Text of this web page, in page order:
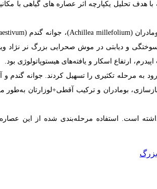
با هدف تحلیل یکپارچه اثر عصاره های گیاهی با
(Achillea millefolium)، جوانه گندم
و دیابتی در موش صحرایی بزرگ نر نژاد
ارتفاع اسکار و یافته‌های هیستوپاتولوژی بود.
به مرحله تکثیری را تسهیل کردند. جوانه گندم
بومادران و ترکیب آقطی+لوزارتان به‌طور
است. استفاده مرحله‌بندی ‌شده از این